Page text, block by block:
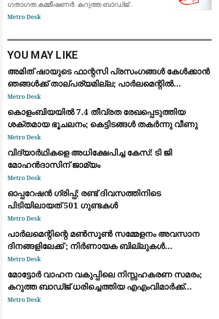
ഗതാഗത കമ്മീഷണർ. കറുത്ത ബാഡ്ജ്
യൂണിഫോമിൽ ധരിച്ച എഎംവിമാർക്കാണ് മെമ്മോ
Metro Desk
YOU MAY LIKE
അമിത് ഷായുടെ ഫാന്റസി പ്രസംഗങ്ങൾ കേൾക്കാൻ
ഞങ്ങൾക്ക് താല്പര്യമില്ല; പാർലമെന്റിൽ
സഹകരിക്കുന്നതിനായി മൂന്ന് നിബന്ധനകൾ
മുന്നോട്ടുവെച്ച് രാഹുൽ ഗാന്ധി
Metro Desk
കൊളംബിയയിൽ 7.4 തീവ്രത രേഖപ്പെടുത്തിയ
ശക്തമായ ഭൂചലനം; കെട്ടിടങ്ങൾ തകർന്നു വീണു
Metro Desk
വിദ്യാർഥികളെ അധിക്ഷേപിച്ച കേസ്: ടി ജി
മോഹൻദാസിന് ജാമ്യം
Metro Desk
ഓപ്പറേഷൻ ഗ്രിപ്പ്; രണ്ട് ദിവസത്തിനിടെ
പിടിയിലായത് 501 ഗുണ്ടകൾ
Metro Desk
പാർലമെന്റിന്റെ മൺസൂൺ സമ്മേളനം അവസാന
ദിനങ്ങളിലേക്ക് ; നിർണായക ബില്ലുകൾ
പാസാക്കാൻ കേന്ദ്ര സർക്കർ നിക്കം
Metro Desk
മോട്ടോർ വാഹന വകുപ്പിലെ നിസ്സഹകരണ സമരം;
കറുത്ത ബാഡ്ജ് ധരിച്ചെത്തിയ എഎംവിമാർക്ക്
മെമ്മോ അയച്ച് ഗതാഗത കമ്മീഷണർ
Metro Desk